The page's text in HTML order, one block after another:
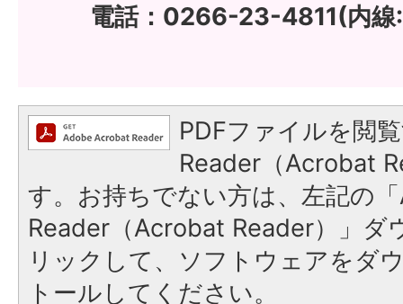
電話：0266-23-4811(内
PDFファイルを閲
Reader（Acrobat
す。お持ちでない方は、左記の
Reader（Acrobat Reader）」ダ
リックして、ソフトウェアをダ
トールしてください。